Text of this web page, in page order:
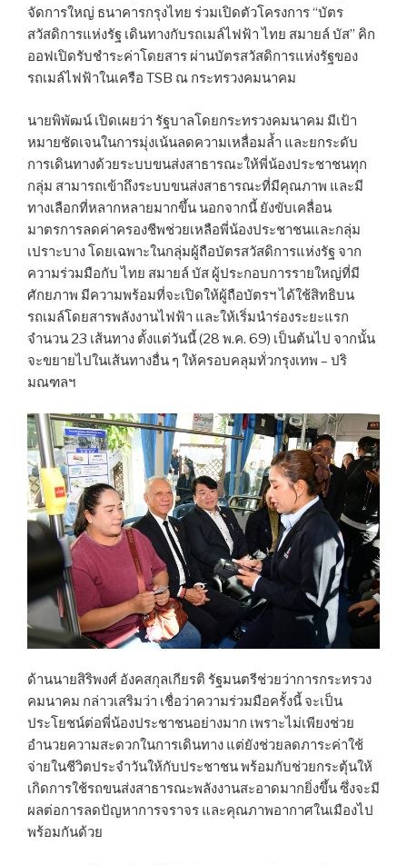
จัดการใหญ่ ธนาคารกรุงไทย ร่วมเปิดตัวโครงการ “บัตร
สวัสดิการแห่งรัฐ เดินทางกับรถเมล์ไฟฟ้า ไทย สมายล์ บัส” คิก
ออฟเปิดรับชำระค่าโดยสาร ผ่านบัตรสวัสดิการแห่งรัฐของ
รถเมล์ไฟฟ้าในเครือ TSB ณ กระทรวงคมนาคม
นายพิพัฒน์ เปิดเผยว่า รัฐบาลโดยกระทรวงคมนาคม มีเป้า
หมายชัดเจนในการมุ่งเน้นลดความเหลื่อมล้ำ และยกระดับ
การเดินทางด้วยระบบขนส่งสาธารณะให้พี่น้องประชาชนทุก
กลุ่ม สามารถเข้าถึงระบบขนส่งสาธารณะที่มีคุณภาพ และมี
ทางเลือกที่หลากหลายมากขึ้น นอกจากนี้ ยังขับเคลื่อน
มาตรการลดค่าครองชีพช่วยเหลือพี่น้องประชาชนและกลุ่ม
เปราะบาง โดยเฉพาะในกลุ่มผู้ถือบัตรสวัสดิการแห่งรัฐ จาก
ความร่วมมือกับ ไทย สมายล์ บัส ผู้ประกอบการรายใหญ่ที่มี
ศักยภาพ มีความพร้อมที่จะเปิดให้ผู้ถือบัตรฯ ได้ใช้สิทธิบน
รถเมล์โดยสารพลังงานไฟฟ้า และให้เริ่มนำร่องระยะแรก
จำนวน 23 เส้นทาง ตั้งแต่วันนี้ (28 พ.ค. 69) เป็นต้นไป จากนั้น
จะขยายไปในเส้นทางอื่น ๆ ให้ครอบคลุมทั่วกรุงเทพ – ปริ
มณฑลฯ
ด้านนายสิริพงศ์ อังคสกุลเกียรติ รัฐมนตรีช่วยว่าการกระทรวง
คมนาคม กล่าวเสริมว่า เชื่อว่าความร่วมมือครั้งนี้ จะเป็น
ประโยชน์ต่อพี่น้องประชาชนอย่างมาก เพราะไม่เพียงช่วย
อำนวยความสะดวกในการเดินทาง แต่ยังช่วยลดภาระค่าใช้
จ่ายในชีวิตประจำวันให้กับประชาชน พร้อมกับช่วยกระตุ้นให้
เกิดการใช้รถขนส่งสาธารณะพลังงานสะอาดมากยิ่งขึ้น ซึ่งจะมี
ผลต่อการลดปัญหาการจราจร และคุณภาพอากาศในเมืองไป
พร้อมกันด้วย